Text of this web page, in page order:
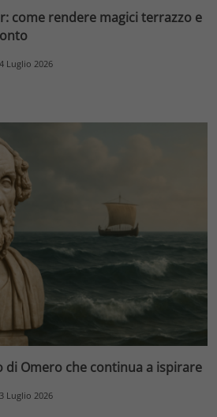
come rendere magici terrazzo e
Luglio 2026
di Omero che continua a ispirare
Luglio 2026